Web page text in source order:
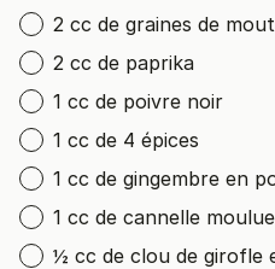
2 cc de graines de
2 cc de paprika
1 cc de poivre noir
1 cc de 4 épices
1 cc de gingembre en
1 cc de cannelle moulue
½ cc de clou de girofle